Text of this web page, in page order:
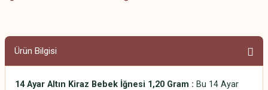
Ürün Bilgisi
14 Ayar Altın Kiraz Bebek İğnesi 1,20 Gram : Bu 14 Ayar